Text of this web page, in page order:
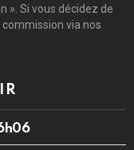
». Si vous décidez de
via nos